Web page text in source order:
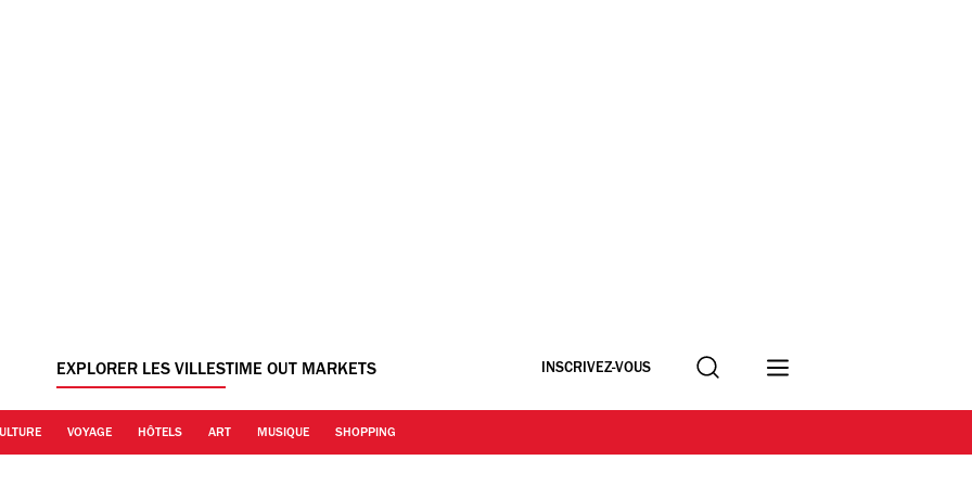
EXPLORER LES VILLESTIME OUT MARKETS INSCRIVEZ-VOUS Recherche
VOYAGE HÔTELS ART MUSIQUE SHOPPING